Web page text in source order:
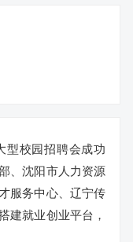
型校园招聘会成功
、沈阳市人力资源
服务中心、辽宁传
建就业创业平台，